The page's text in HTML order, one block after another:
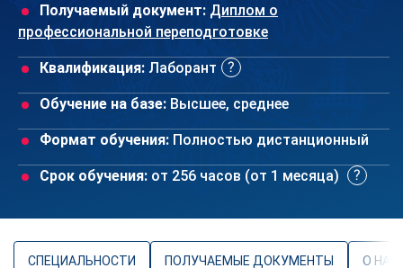
Получаемый документ: Диплом о
профессиональной переподготовке
Квалификация: Лаборант
Обучение на базе: Высшее, среднее
Формат обучения: Полностью дистанционный
Срок обучения: от 256 часов (от 1 месяца)
СПЕЦИАЛЬНОСТИ ПОЛУЧАЕМЫЕ ДОКУМЕНТЫ О